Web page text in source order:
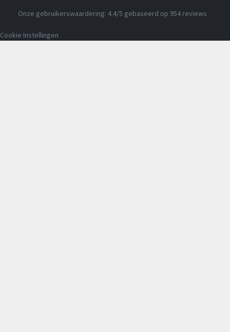
Onze gebruikerswaardering: 4.4/5 gebaseerd op 954 reviews
Cookie Instellingen